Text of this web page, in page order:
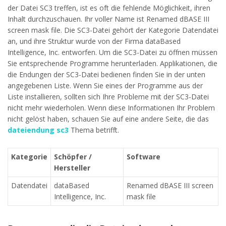
der Datei SC3 treffen, ist es oft die fehlende Möglichkeit, ihren
Inhalt durchzuschauen. Ihr voller Name ist Renamed dBASE III
screen mask file. Die SC3-Datei gehört der Kategorie Datendatei
an, und ihre Struktur wurde von der Firma dataBased
Intelligence, Inc. entworfen. Um die SC3-Datei zu öffnen müssen
Sie entsprechende Programme herunterladen. Applikationen, die
die Endungen der SC3-Datei bedienen finden Sie in der unten
angegebenen Liste. Wenn Sie eines der Programme aus der
Liste installieren, sollten sich Ihre Probleme mit der SC3-Datei
nicht mehr wiederholen. Wenn diese Informationen Ihr Problem
nicht gelöst haben, schauen Sie auf eine andere Seite, die das
dateiendung sc3 Thema betrifft.
Kategorie
Schöpfer /
Hersteller
Software
Datendatei
dataBased
Intelligence, Inc.
Renamed dBASE III screen
mask file